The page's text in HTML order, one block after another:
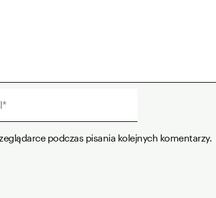
podczas pisania kolejnych komentarzy.